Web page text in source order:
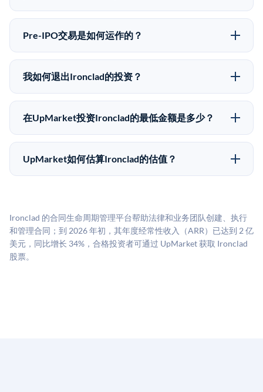
50,000美元。UpMarket是FINRA注册的经纪交易商，
自2019年以来已经纪超过5亿美元的另类投资。
Pre-IPO投资存在重大风险。Ironclad的股份流动性低，
意味着没有公开市场可以快速出售。不存在确定的退出
好可能全部损失的准备。私有公司的估值在融资轮次之
间可能大幅波动。投资者应在投资前咨询其财务顾问并
Pre-IPO交易是如何运作的？
在Pre-IPO交易中，合格投资者通过二级市场平台从现有
股东（如员工、早期投资者或其他持有人）处购买股
为FINRA注册的经纪交易商促成这些交易，代表双方处
理合规、文件和结算事宜。
我如何退出Ironclad的投资？
Pre-IPO持股主要有两种退出途径：在二级市场将股份出
售给其他买家，或持有直到公司完成IPO或被收购。两
市场条件。任何退出的时间都是不可预测的，投资者应
做好多年持有的准备。
在UpMarket投资Ironclad的最低金额是多少？
UpMarket上大多数Pre-IPO产品的最低投资金额为
50,000美元。具体金额可能因产品和股份供应情况而有
UpMarket如何估算Ironclad的估值？
司可比倍数应用私有公司折扣，以反映流动性不足和信
息不对称。此估值不构成投资建议，可能与实际交易价
格存在重大差异。
Ironclad 的合同生命周期管理平台帮助法律和业务团队创建、执行
和管理合同；到 2026 年初，其年度经常性收入（ARR）已达到 2 亿
美元，同比增长 34%，合格投资者可通过 UpMarket 获取 Ironclad
股票。